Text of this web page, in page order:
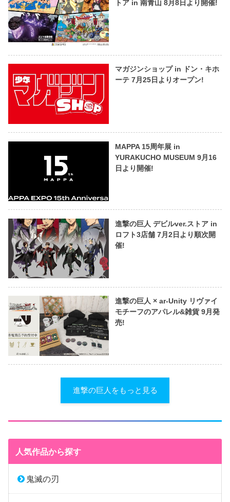
トア in 南青山 8月8日より開催!
マガジンショップ in ドン・キホ
ーテ 7月25日よりオープン!
MAPPA 15周年展 in
YURAKUCHO MUSEUM 9月16
日より開催!
進撃の巨人 デビルver.ストア in
ロフト3店舗 7月2日より順次開
催!
進撃の巨人 × ar-Unity リヴァイ
モチーフのアパレル&雑貨 9月発
売!
進撃の巨人をもっと見る
人気作品から探す
鬼滅の刃